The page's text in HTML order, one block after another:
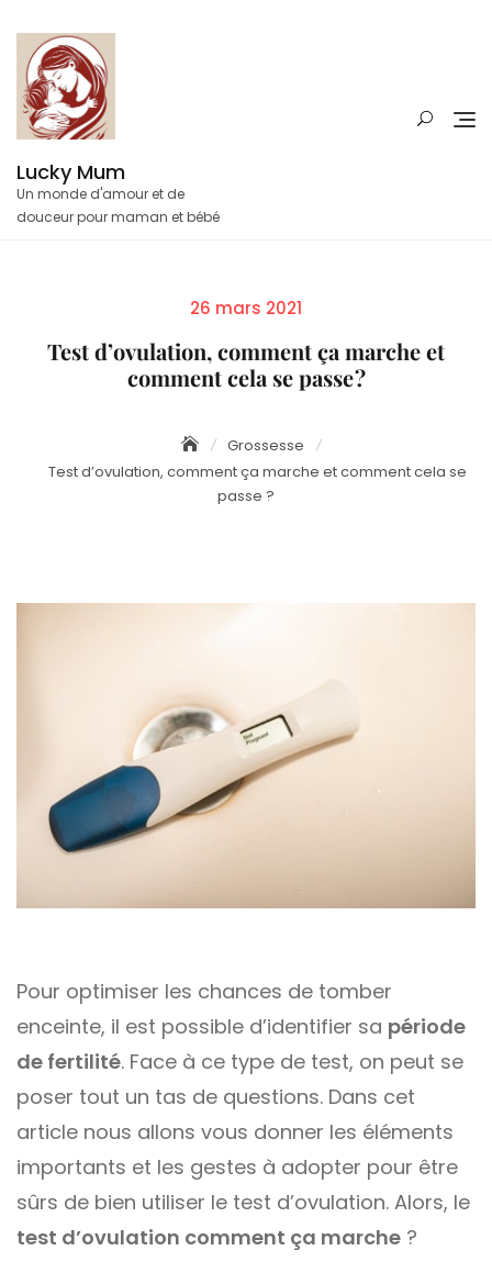
content
Lucky Mum
Un monde d'amour et de
douceur pour maman et bébé
Posted
26 mars 2021
Test d’ovulation, comment ça marche et
comment cela se passe ?
Grossesse
Test d’ovulation, comment ça marche et comment cela se
passe ?
Pour optimiser les chances de tomber
enceinte, il est possible d’identifier sa période
de fertilité. Face à ce type de test, on peut se
poser tout un tas de questions. Dans cet
article nous allons vous donner les éléments
importants et les gestes à adopter pour être
sûrs de bien utiliser le test d’ovulation. Alors, le
test d’ovulation comment ça marche ?